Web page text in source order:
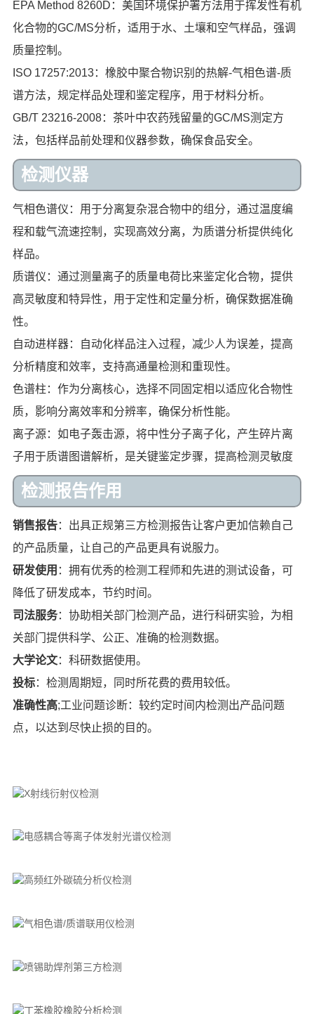
EPA Method 8260D：美国环境保护署方法用于挥发性有机
化合物的GC/MS分析，适用于水、土壤和空气样品，强调
质量控制。
ISO 17257:2013：橡胶中聚合物识别的热解-气相色谱-质
谱方法，规定样品处理和鉴定程序，用于材料分析。
GB/T 23216-2008：茶叶中农药残留量的GC/MS测定方
法，包括样品前处理和仪器参数，确保食品安全。
检测仪器
气相色谱仪：用于分离复杂混合物中的组分，通过温度编
程和载气流速控制，实现高效分离，为质谱分析提供纯化
样品。
质谱仪：通过测量离子的质量电荷比来鉴定化合物，提供
高灵敏度和特异性，用于定性和定量分析，确保数据准确
性。
自动进样器：自动化样品注入过程，减少人为误差，提高
分析精度和效率，支持高通量检测和重现性。
色谱柱：作为分离核心，选择不同固定相以适应化合物性
质，影响分离效率和分辨率，确保分析性能。
离子源：如电子轰击源，将中性分子离子化，产生碎片离
子用于质谱图谱解析，是关键鉴定步骤，提高检测灵敏度
检测报告作用
销售报告：出具正规第三方检测报告让客户更加信赖自己
的产品质量，让自己的产品更具有说服力。
研发使用 ：拥有优秀的检测工程师和先进的测试设备，可
降低了研发成本，节约时间。
司法服务：协助相关部门检测产品，进行科研实验，为相
关部门提供科学、公正、准确的检测数据。
大学论文：科研数据使用。
投标：检测周期短，同时所花费的费用较低。
准确性高;工业问题诊断：较约定时间内检测出产品问题
点，以达到尽快止损的目的。